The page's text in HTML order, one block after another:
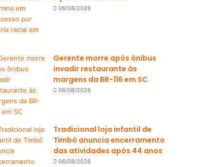
06/08/2026
Gerente morre após ônibus
invadir restaurante às
margens da BR-116 em SC
06/08/2026
Tradicional loja infantil de
Timbó anuncia encerramento
das atividades após 44 anos
06/08/2026